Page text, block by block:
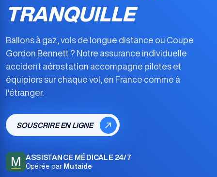
TRANQUILLE
Ballons à gaz, vols de longue distance ou Coupe
Gordon Bennett ? Notre assurance individuelle
accident aérostation accompagne pilotes et
équipiers sur chaque vol, en France comme à
l'étranger.
SOUSCRIRE EN LIGNE
M ASSISTANCE MÉDICALE 24/7
Opérée par Mutaide